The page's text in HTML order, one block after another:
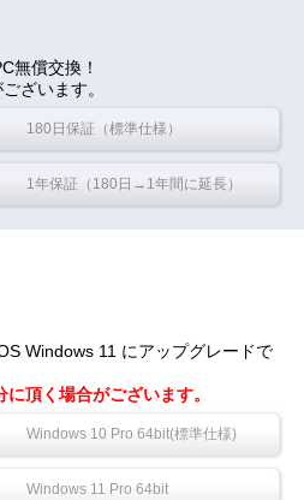
無償交換！
ざいます。
180日保証（標準仕様）
1年保証（180日→1年間に延長）
Windows 11 にアップグレードで
頂く場合がございます。
Windows 10 Pro 64bit(標準仕様)
Windows 11 Pro 64bit